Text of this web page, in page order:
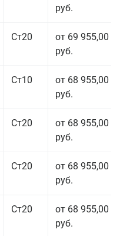
руб.
Ст20
от 69 955,00
руб.
Ст10
от 68 955,00
руб.
Ст20
от 68 955,00
руб.
Ст20
от 68 955,00
руб.
Ст20
от 68 955,00
руб.